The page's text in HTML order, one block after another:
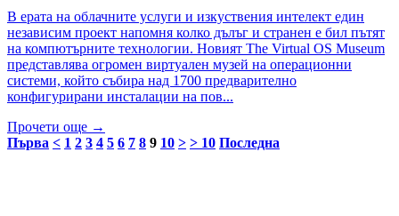
В ерата на облачните услуги и изкуствения интелект един
независим проект напомня колко дълъг и странен е бил пътят
на компютърните технологии. Новият The Virtual OS Museum
представлява огромен виртуален музей на операционни
системи, който събира над 1700 предварително
конфигурирани инсталации на пов...
Прочети още →
Първа < 1 2 3 4 5 6 7 8 9 10 > > 10 Последна